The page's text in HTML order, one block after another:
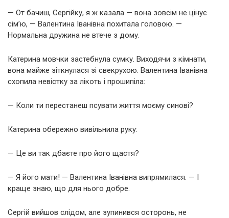
— От бачиш, Сергійку, я ж казала — вона зовсім не цінує
сім’ю, — Валентина Іванівна похитала головою. —
Нормальна дружина не втече з дому.
Катерина мовчки застебнула сумку. Виходячи з кімнати,
вона майже зіткнулася зі свекрухою. Валентина Іванівна
схопила невістку за лікоть і прошипіла:
— Коли ти перестанеш псувати життя моєму синові?
Катерина обережно вивільнила руку:
— Це ви так дбаєте про його щастя?
— Я його мати! — Валентина Іванівна випрямилася. — І
краще знаю, що для нього добре.
Сергій вийшов слідом, але зупинився осторонь, не